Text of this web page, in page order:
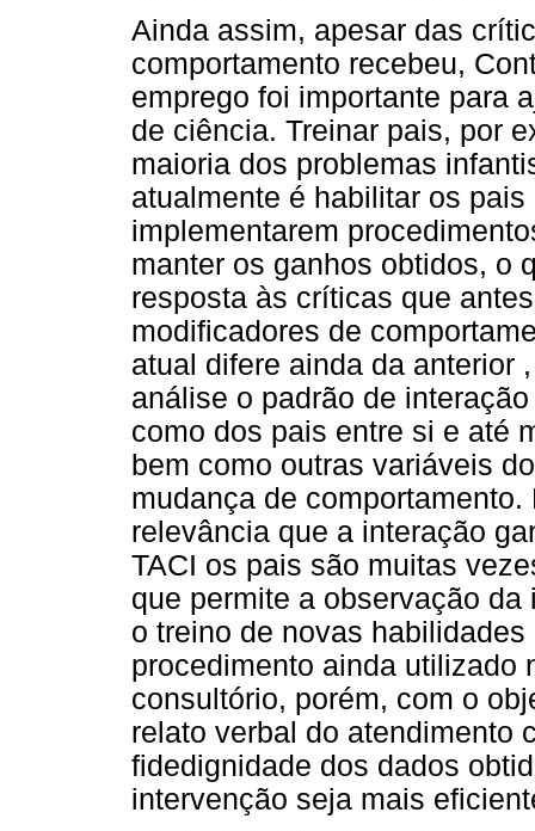
Ainda assim, apesar das
comportamento recebeu,
emprego foi importante para
de ciência. Treinar pais, por
maioria dos problemas
atualmente é habilitar os
implementarem
manter os ganhos obtidos, o
resposta às críticas que
modificadores de
atual difere ainda da anterior
análise o padrão de
como dos pais entre si e até
bem como outras variáveis
mudança de
relevância que a interação
TACI os pais são muitas
que permite a observação
o treino de novas
procedimento ainda utilizado
consultório, porém, com o
relato verbal do atendimento
fidedignidade dos dados
intervenção seja mais